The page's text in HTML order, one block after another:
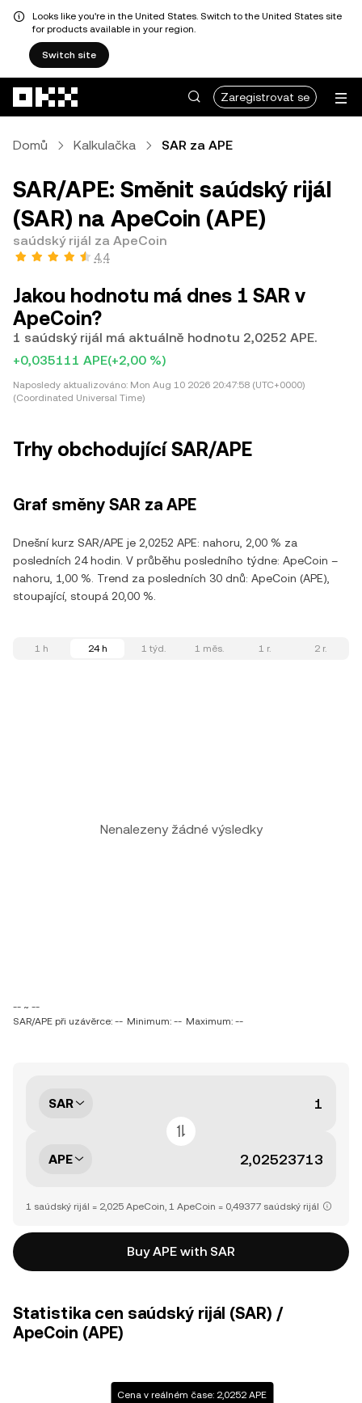
Looks like you're in the United States. Switch to the United States site
for products available in your region.
Switch site
Zaregistrovat se
Domů Kalkulačka SAR za APE
SAR/APE: Směnit saúdský rijál
(SAR) na ApeCoin (APE)
saúdský rijál za ApeCoin
4,4
Jakou hodnotu má dnes 1 SAR v
ApeCoin?
1 saúdský rijál má aktuálně hodnotu 2,0252 APE.
+0,035111 APE(+2,00 %)
Naposledy aktualizováno: Mon Aug 10 2026 20:47:58 (UTC+0000)
(Coordinated Universal Time)
Trhy obchodující SAR/APE
Graf směny SAR za APE
Dnešní kurz SAR/APE je 2,0252 APE: nahoru, 2,00 % za
posledních 24 hodin. V průběhu posledního týdne: ApeCoin –
nahoru, 1,00 %. Trend za posledních 30 dnů: ApeCoin (APE),
stoupající, stoupá 20,00 %.
1 h 24 h 1 týd. 1 měs. 1 r. 2 r.
Nenalezeny žádné výsledky
-- ~ --
SAR/APE při uzávěrce: -- Minimum: -- Maximum: --
SAR
APE
1 saúdský rijál = 2,025 ApeCoin, 1 ApeCoin = 0,49377 saúdský rijál
Buy APE with SAR
Statistika cen saúdský rijál (SAR) /
ApeCoin (APE)
Cena v reálném čase: 2,0252 APE